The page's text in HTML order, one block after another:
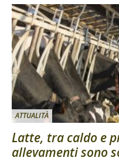
ATTUALITÀ
Latte, tra caldo e
allevamenti sono